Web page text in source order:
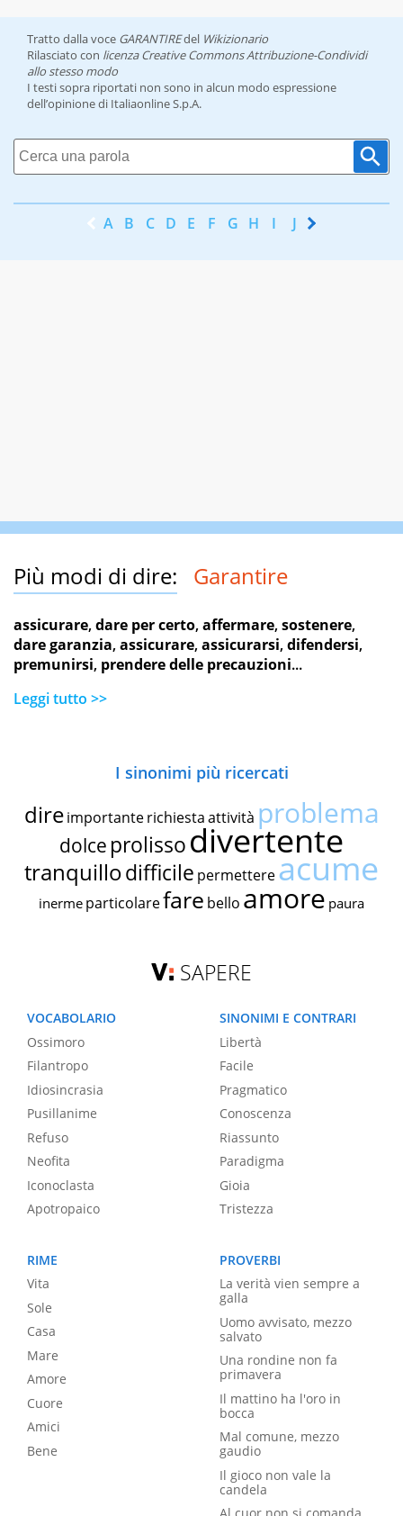
Tratto dalla voce GARANTIREdel Wikizionario
Rilasciato con licenza Creative Commons Attribuzione-Condividi
allo stesso modo
I testi sopra riportati non sono in alcun modo espressione
dell’opinione di Italiaonline S.p.A.
A B C D E F G H I J K
Più modi di dire: Garantire
assicurare,dare per certo,affermare,sostenere,
dare garanzia,assicurare,assicurarsi,difendersi,
premunirsi, prendere delle precauzioni...
Leggi tutto >>
I sinonimi più ricercati
dire importante richiestaattività problema
dolce prolissodivertente
tranquillodifficile permettereacume
inerme particolarefare bello amore paura
SAPERE
VOCABOLARIO
Ossimoro
Filantropo
Idiosincrasia
Pusillanime
Refuso
Neofita
Iconoclasta
Apotropaico
SINONIMI E CONTRARI
Libertà
Facile
Pragmatico
Conoscenza
Riassunto
Paradigma
Gioia
Tristezza
RIME
Vita
Sole
Casa
Mare
Amore
Cuore
Amici
Bene
PROVERBI
La verità vien sempre a
galla
Uomo avvisato, mezzo
salvato
Una rondine non fa
primavera
Il mattino ha l'oro in
bocca
Mal comune, mezzo
gaudio
Il gioco non vale la
candela